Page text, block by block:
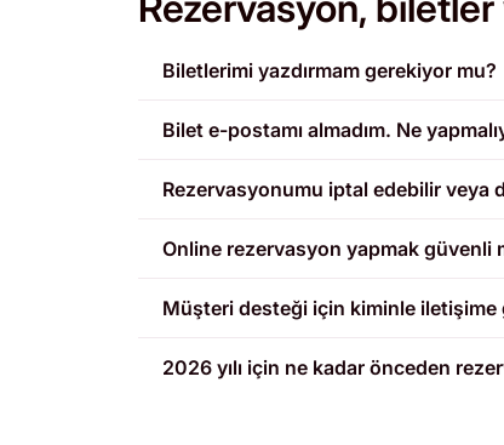
Biletlerimi yazdırmam gerekiyor mu?
Bilet e-postamı almadım. Ne
Rezervasyonumu iptal edebilir veya
Online rezervasyon yapmak güvenli
Müşteri desteği için kiminle iletişime
2026 yılı için ne kadar önceden